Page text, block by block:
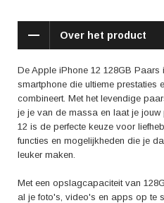
bij weinig licht. Met de 12MP
landschappen en groepsfoto's
ultragroothoekcamera je in staat
heen vast te leggen. En met de
adembenemende foto's maken.
verschillende functies zoals HDR,
waarmee je je creativiteit de vrije loop
De positieve aspecten die in de
genoemd, zijn onder andere de
Over het product
De Apple iPhone 12 128GB
smartphone die ultieme prestaties
combineert. Met het levendige
je je van de massa en laat je
12 is de perfecte keuze voor
functies en mogelijkheden die je
leuker maken.
Met een opslagcapaciteit van
al je foto's, video's en apps op te